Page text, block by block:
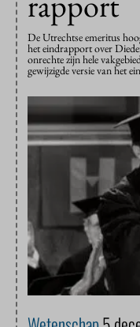
De Utrechtse emeritus
het eindrapport over
onrechte zijn hele
gewijzigde versie van het